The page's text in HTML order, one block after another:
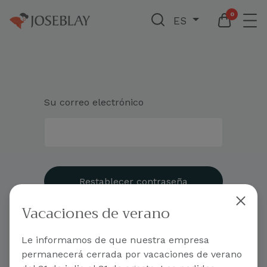
ES
0
Su correo electrónico
Restablecer contraseña
Volver a inicio de sesión
Acceder con Google
Vacaciones de verano
Le informamos de que nuestra empresa
permanecerá cerrada por vacaciones de verano